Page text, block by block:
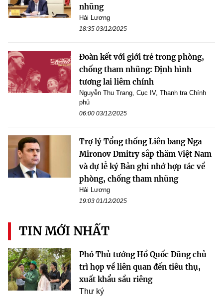
nhũng
Hải Lương
18:35 03/12/2025
Đoàn kết với giới trẻ trong phòng,
chống tham nhũng: Định hình
tương lai liêm chính
Nguyễn Thu Trang, Cục IV, Thanh tra Chính
phủ
06:00 03/12/2025
Trợ lý Tổng thống Liên bang Nga
Mironov Dmitry sắp thăm Việt Nam
và dự lễ ký Bản ghi nhớ hợp tác về
phòng, chống tham nhũng
Hải Lương
19:03 01/12/2025
TIN MỚI NHẤT
Phó Thủ tướng Hồ Quốc Dũng chủ
trì họp về liên quan đến tiêu thụ,
xuất khẩu sầu riêng
Thư ký